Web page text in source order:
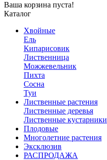
Ваша корзина пуста!
Каталог
Хвойные
Ель
Кипарисовик
Лиственница
Можжевельник
Пихта
Сосна
Туи
Лиственные растения
Лиственные деревья
Лиственные кустарники
Плодовые
Многолетние растения
Эксклюзив
РАСПРОДАЖА